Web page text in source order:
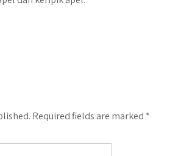
Required fields are marked *